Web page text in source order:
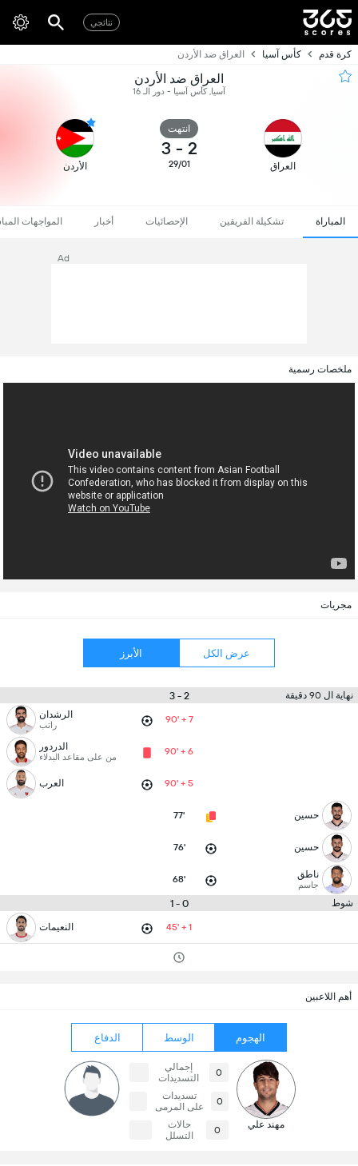
نتائجي
كرة قدم كأس آسيا العراق ضد الأردن
العراق ضد الأردن
آسيا, كأس آسيا - دور الـ 16
العراق
انتهت
2
-
3
29/01 الأردن
المباراة تشكيلة الفريقين الإحصائيات أخبار المواجهات
Ad
ملخصات رسمية
مجريات
عرض الكل الأبرز
نهاية ال 90 دقيقة 2 - 3
90' + 7 الرشدان
راتب
90' + 6 الدردور
من على مقاعد البدلاء
90' + 5 العرب
حسين 77'
حسين 76'
ناطق
جاسم 68'
شوط 0 - 1
45' + 1 النعيمات
أهم اللاعبين
الهجوم الوسط الدفاع
مهند علي
0
إجمالي
التسديدات
0
تسديدات
على المرمى
0
حالات
التسلل